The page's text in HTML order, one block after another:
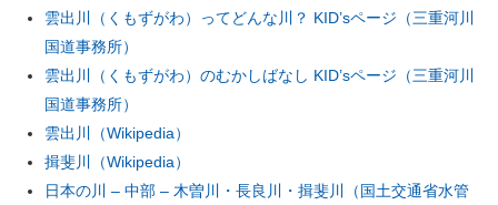
雲出川（くもずがわ）ってどんな川？ KID’sページ（三重河川
国道事務所）
雲出川（くもずがわ）のむかしばなし KID’sページ（三重河川
国道事務所）
雲出川（Wikipedia）
揖斐川（Wikipedia）
日本の川 – 中部 – 木曽川・長良川・揖斐川（国土交通省水管